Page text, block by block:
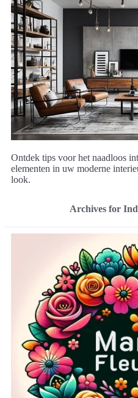
Ontdek tips voor het naadloos
elementen in uw moderne
look.
Archives for